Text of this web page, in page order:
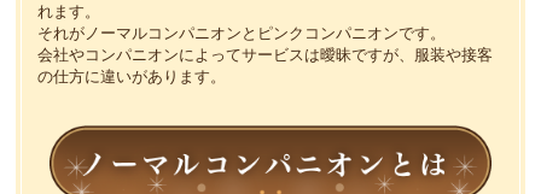
れます。
それがノーマルコンパニオンとピンクコンパニオンです。
会社やコンパニオンによってサービスは曖昧ですが、服装や接客
の仕方に違いがあります。